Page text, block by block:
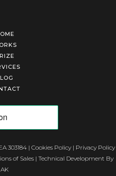
303184 | Cookies Policy | Privacy Policy
of Sales| Technical Development By
AK